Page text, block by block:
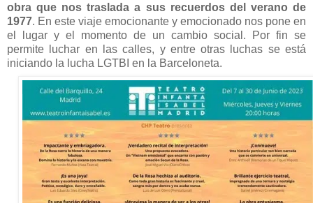
obra que nos traslada a sus recuerdos del
verano de
1977. En este viaje emocionante y emocionado nos pone en
el lugar y el momento de un cambio social. Por fin se
permite luchar en las calles, y entre otras luchas se está
iniciando la lucha LGTBI en la Barceloneta.